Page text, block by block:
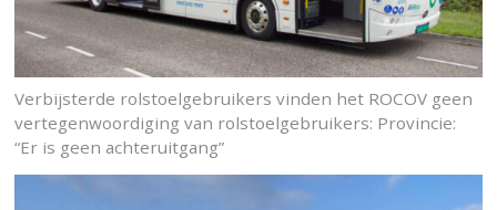
Verbijsterde rolstoelgebruikers vinden het ROCOV geen
vertegenwoordiging van rolstoelgebruikers: Provincie:
“Er is geen achteruitgang”